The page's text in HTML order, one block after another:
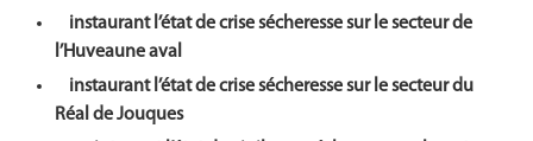
instaurant l’état de crise sécheresse sur le secteur de
l’Huveaune aval
instaurant l’état de crise sécheresse sur le secteur du
Réal de Jouques